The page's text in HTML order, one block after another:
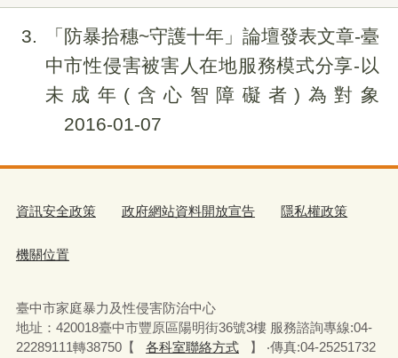
3
「防暴拾穗~守護十年」論壇發表文章-臺
中市性侵害被害人在地服務模式分享-以
未成年(含心智障礙者)為對象
2016-01-07
資訊安全政策 政府網站資料開放宣告 隱私權政策
機關位置
臺中市家庭暴力及性侵害防治中心
地址：420018臺中市豐原區陽明街36號3樓 服務諮詢專線:04-
22289111轉38750【
各科室聯絡方式
】 ‧傳真:04-25251732